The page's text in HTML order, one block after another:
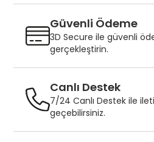
Güvenli Ödeme
3D Secure ile güvenli
gerçekleştirin.
Canlı Destek
7/24 Canlı Destek ile
geçebilirsiniz.